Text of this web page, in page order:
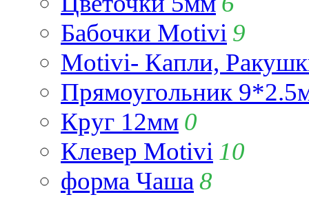
Бабочки Motivi 9
Motivi- Капли,
Прямоугольник
Круг 12мм 0
Клевер Motivi 10
форма Чаша 8